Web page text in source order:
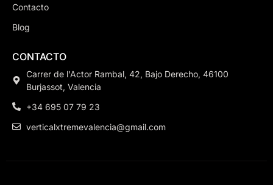
Contacto
Blog
CONTACTO
Carrer de l'Actor Rambal, 42, Bajo Derecho, 46100
Burjassot, Valencia
+34 695 07 79 23
verticalxtremevalencia@gmail.com